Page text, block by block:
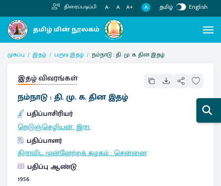
திரைப்படிப்பி A- A A+ A தமிழ் English
முகப்பு இதழ் பருவ இதழ் நம்நாடு : தி. மு. க. தின இதழ்
இதழ் விவரங்கள்
நம்நாடு : தி. மு. க. தின இதழ்
பதிப்பாசிரியர்
நெடுஞ்செழியன், இரா.
பதிப்பாளர்
திராவிட முன்னேற்றக் கழகம்:சென்னை
பதிப்பு ஆண்டு
1956